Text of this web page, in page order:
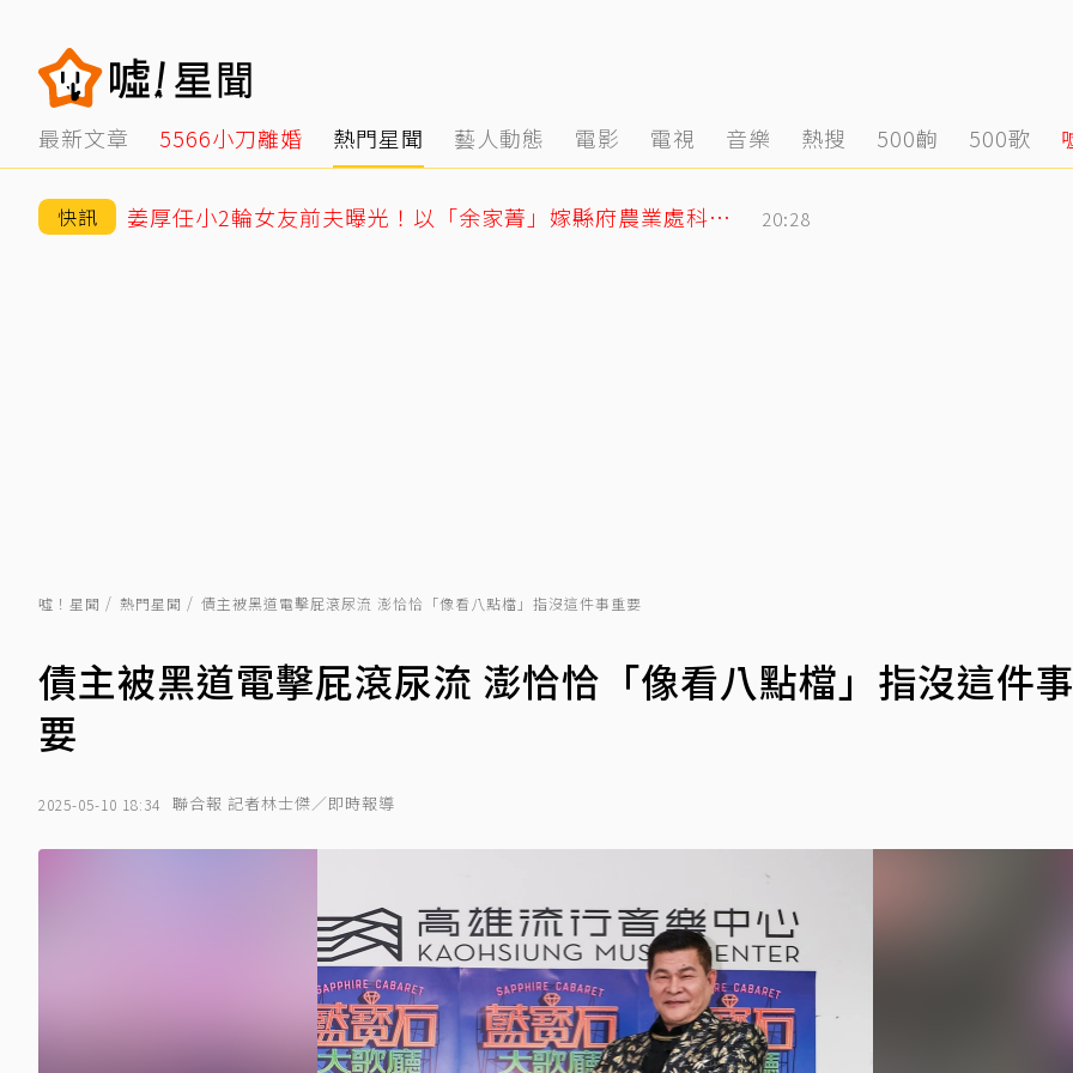
最新文章 5566小刀離婚 熱門星聞 藝人動態 電影 電視 音樂 熱搜 500齣 500歌
快訊 姜厚任小2輪女友前夫曝光！以「余家菁」嫁縣府農業處科長 交往3月閃婚 20:28
噓！星聞 熱門星聞 債主被黑道電擊屁滾尿流 澎恰恰「像看八點檔」指沒這件事重要
債主被黑道電擊屁滾尿流 澎恰恰「像看八點檔」指沒這件
要
2025-05-10 18:34 聯合報 記者林士傑／即時報導